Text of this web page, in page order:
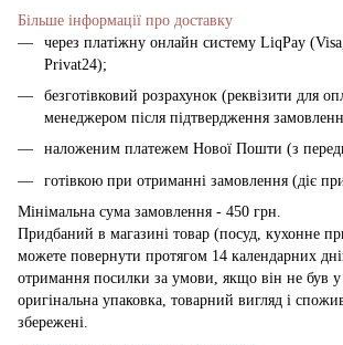
Більше інформації про доставку
через платіжну онлайн систему LiqPay
Privat24);
безготівковий розрахунок (реквізити для
менеджером після підтвердження
наложеним платежем Нової Пошти (з
готівкою при отриманні замовлення (діє
Мінімальна сума замовлення - 450 грн.
Придбаний в магазині товар (посуд, кухонне
можете повернути протягом 14 календарних
отримання посилки за умови, якщо він не був
оригінальна упаковка, товарний вигляд і
збережені.